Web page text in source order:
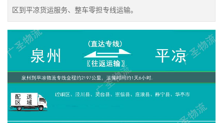
区到平凉货运服务、整车零担专线运输。